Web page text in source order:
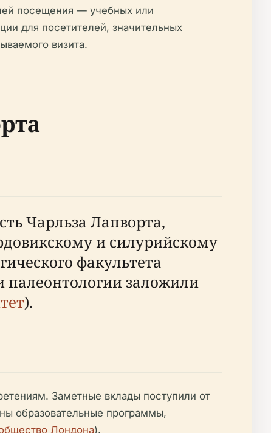
посещения — учебных или
для посетителей, значительных
визита.
Чарльза Лапворта,
и силурийскому
факультета
заложили
).
Заметные вклады поступили от
образовательные программы,
Лондона).